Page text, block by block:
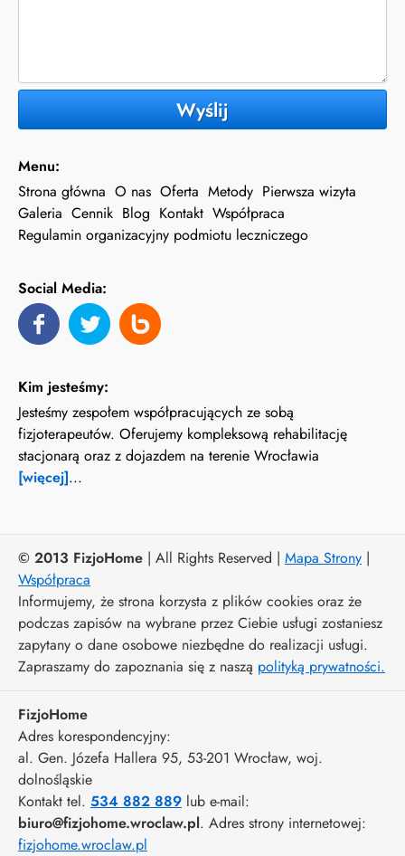
Wyślij
Menu:
Strona główna O nas Oferta Metody Pierwsza wizyta
Galeria Cennik Blog Kontakt Współpraca
Regulamin organizacyjny podmiotu leczniczego
Social Media:
Kim jesteśmy:
Jesteśmy zespołem współpracujących ze sobą
fizjoterapeutów. Oferujemy kompleksową rehabilitację
stacjonarą oraz z dojazdem na terenie Wrocławia
[więcej]...
© 2013 FizjoHome | All Rights Reserved | Mapa Strony |
Współpraca
Informujemy, że strona korzysta z plików cookies oraz że
podczas zapisów na wybrane przez Ciebie usługi zostaniesz
zapytany o dane osobowe niezbędne do realizacji usługi.
Zapraszamy do zapoznania się z naszą polityką prywatności.
FizjoHome
Adres korespondencyjny:
al. Gen. Józefa Hallera 95, 53-201 Wrocław, woj.
dolnośląskie
Kontakt tel. 534 882 889 lub e-mail:
biuro@fizjohome.wroclaw.pl. Adres strony internetowej:
fizjohome.wroclaw.pl